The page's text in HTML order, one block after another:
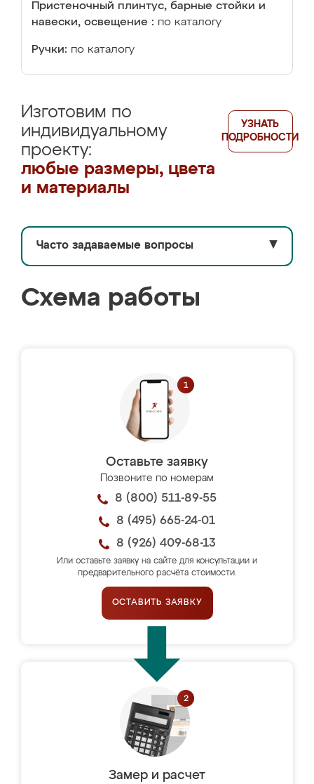
Пристеночный плинтус, барные стойки и
навески, освещение : по каталогу
Ручки: по каталогу
Изготовим по
индивидуальному
проекту:
любые размеры, цвета
и материалы
УЗНАТЬ
ПОДРОБНОСТИ
Часто задаваемые вопросы ▼
Схема работы
Оставьте заявку
Позвоните по номерам
8 (800) 511-89-55
8 (495) 665-24-01
8 (926) 409-68-13
Или оставьте заявку на сайте для консультации и
предварительного расчёта стоимости.
ОСТАВИТЬ ЗАЯВКУ
Замер и расчет